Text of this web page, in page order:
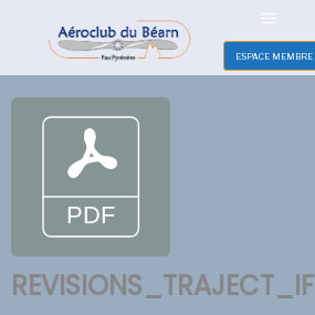
ESPACE MEMBRE